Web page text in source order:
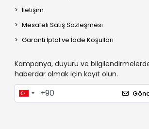
İletişim
Mesafeli Satış Sözleşmesi
Garanti İptal ve İade Koşulları
Kampanya, duyuru ve
haberdar olmak için kayıt olun.